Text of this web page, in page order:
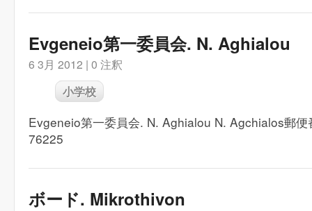
Evgeneio第一委員会. N. Aghialou
6 3月 2012 | 0 注釈
小学校
Evgeneio第一委員会. N. Aghialou N. Agchialos郵
76225
ボード. Mikrothivon